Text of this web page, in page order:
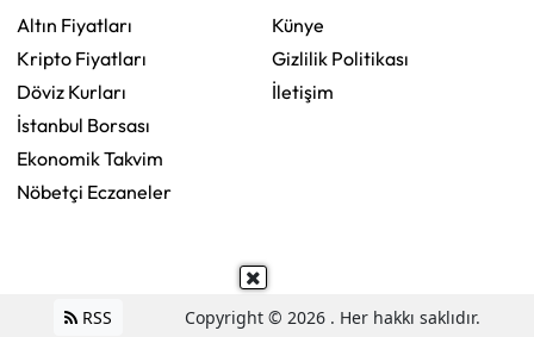
Altın Fiyatları
Kripto Fiyatları
Döviz Kurları
İstanbul Borsası
Ekonomik Takvim
Nöbetçi Eczaneler
Künye
Gizlilik Politikası
İletişim
RSS Copyright © 2026 . Her hakkı saklıdır.